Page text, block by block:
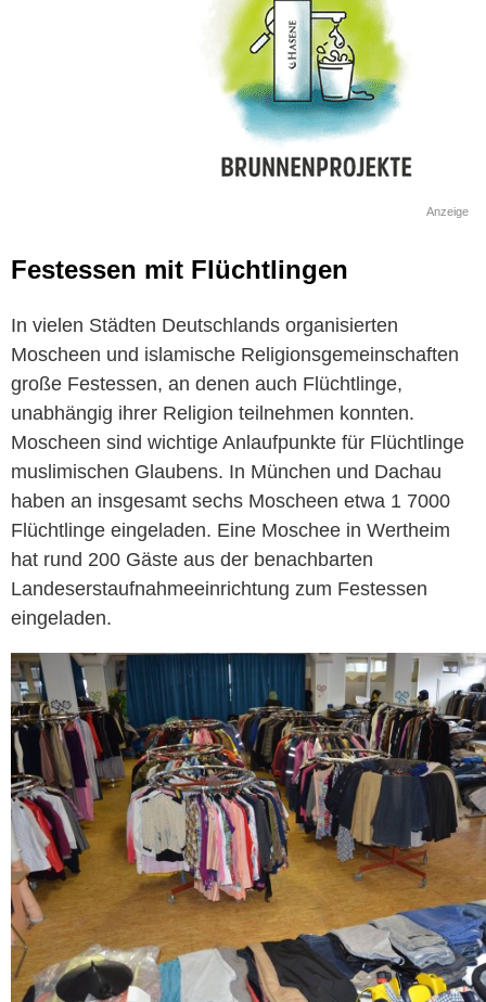
Anzeige
Festessen mit Flüchtlingen
In vielen Städten Deutschlands organisierten
Moscheen und islamische Religionsgemeinschaften
große Festessen, an denen auch Flüchtlinge,
unabhängig ihrer Religion teilnehmen konnten.
Moscheen sind wichtige Anlaufpunkte für Flüchtlinge
muslimischen Glaubens. In München und Dachau
haben an insgesamt sechs Moscheen etwa 1 7000
Flüchtlinge eingeladen. Eine Moschee in Wertheim
hat rund 200 Gäste aus der benachbarten
Landeserstaufnahmeeinrichtung zum Festessen
eingeladen.